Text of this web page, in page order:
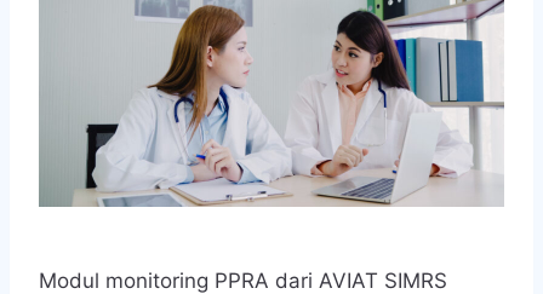
Modul monitoring PPRA dari AVIAT SIMRS